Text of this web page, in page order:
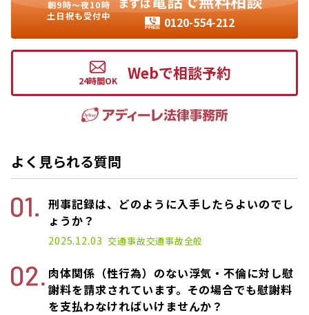
朝9時〜夜10時
土日祝も受付中
0120-554-212
Webで相談予約
よく見られる質問
刑事記録は、どのように入手したらよいのでし
ょうか？
2025.12.03 交通事故交通事故全般
肉体関係（性行為）のない浮気・不倫に対し慰
謝料を請求されています。その場合でも慰謝料
を支払わなければいけませんか？